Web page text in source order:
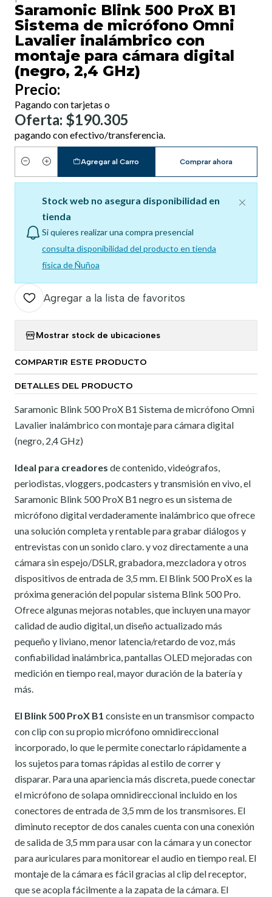
Saramonic Blink 500 ProX B1
Sistema de micrófono Omni
Lavalier inalámbrico con
montaje para cámara digital
(negro, 2,4 GHz)
Precio:
Pagando con tarjetas o
Oferta: $190.305
pagando con efectivo/transferencia.
Cantidad
Agregar al Carro Comprar ahora
Stock web no asegura disponibilidad en
tienda
Si quieres realizar una compra presencial
consulta disponibilidad del producto en tienda
física de Ñuñoa
Agregar a la lista de favoritos
Mostrar stock de ubicaciones
COMPARTIR ESTE PRODUCTO
DETALLES DEL PRODUCTO
Saramonic Blink 500 ProX B1 Sistema de micrófono Omni
Lavalier inalámbrico con montaje para cámara digital
(negro, 2,4 GHz)
Ideal para creadores de contenido, videógrafos,
periodistas, vloggers, podcasters y transmisión en vivo, el
Saramonic Blink 500 ProX B1 negro es un sistema de
micrófono digital verdaderamente inalámbrico que ofrece
una solución completa y rentable para grabar diálogos y
entrevistas con un sonido claro. y voz directamente a una
cámara sin espejo/DSLR, grabadora, mezcladora y otros
dispositivos de entrada de 3,5 mm. El Blink 500 ProX es la
próxima generación del popular sistema Blink 500 Pro.
Ofrece algunas mejoras notables, que incluyen una mayor
calidad de audio digital, un diseño actualizado más
pequeño y liviano, menor latencia/retardo de voz, más
confiabilidad inalámbrica, pantallas OLED mejoradas con
medición en tiempo real, mayor duración de la batería y
más.
El Blink 500 ProX B1 consiste en un transmisor compacto
con clip con su propio micrófono omnidireccional
incorporado, lo que le permite conectarlo rápidamente a
los sujetos para tomas rápidas al estilo de correr y
disparar. Para una apariencia más discreta, puede conectar
el micrófono de solapa omnidireccional incluido en los
conectores de entrada de 3,5 mm de los transmisores. El
diminuto receptor de dos canales cuenta con una conexión
de salida de 3,5 mm para usar con la cámara y un conector
para auriculares para monitorear el audio en tiempo real. El
montaje de la cámara es fácil gracias al clip del receptor,
que se acopla fácilmente a la zapata de la cámara. El